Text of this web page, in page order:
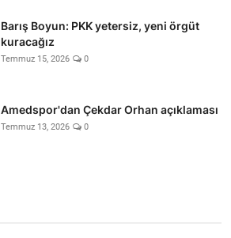
Barış Boyun: PKK yetersiz, yeni örgüt
kuracağız
Temmuz 15, 2026 0
Amedspor'dan Çekdar Orhan açıklaması
Temmuz 13, 2026 0